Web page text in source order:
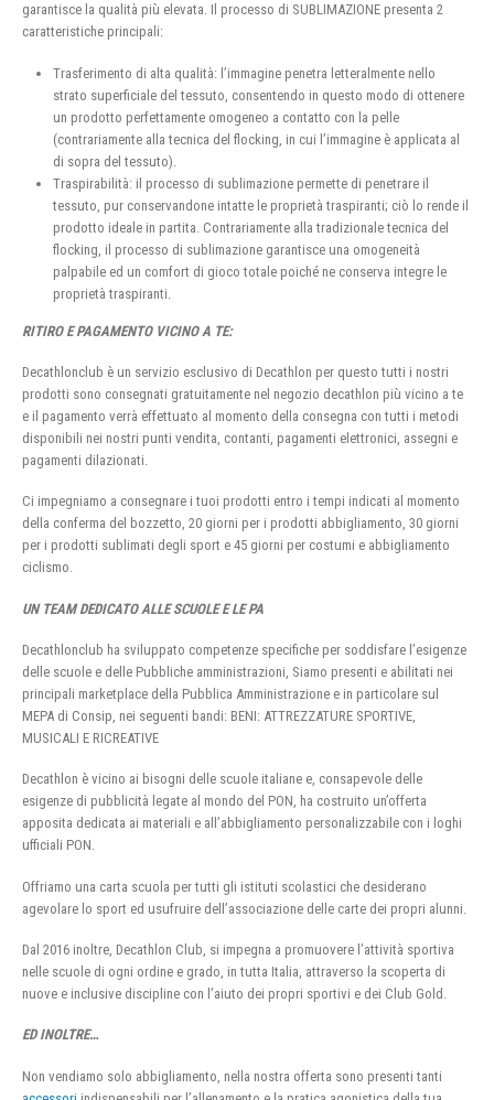
garantisce la qualità più elevata. Il processo di SUBLIMAZIONE presenta 2
caratteristiche principali:
Trasferimento di alta qualità: l’immagine penetra letteralmente nello
strato superficiale del tessuto, consentendo in questo modo di ottenere
un prodotto perfettamente omogeneo a contatto con la pelle
(contrariamente alla tecnica del flocking, in cui l’immagine è applicata al
di sopra del tessuto).
Traspirabilità: il processo di sublimazione permette di penetrare il
tessuto, pur conservandone intatte le proprietà traspiranti; ciò lo rende il
prodotto ideale in partita. Contrariamente alla tradizionale tecnica del
flocking, il processo di sublimazione garantisce una omogeneità
palpabile ed un comfort di gioco totale poiché ne conserva integre le
proprietà traspiranti.
RITIRO E PAGAMENTO VICINO A TE:
Decathlonclub è un servizio esclusivo di Decathlon per questo tutti i nostri
prodotti sono consegnati gratuitamente nel negozio decathlon più vicino a te
e il pagamento verrà effettuato al momento della consegna con tutti i metodi
disponibili nei nostri punti vendita, contanti, pagamenti elettronici, assegni e
pagamenti dilazionati.
Ci impegniamo a consegnare i tuoi prodotti entro i tempi indicati al momento
della conferma del bozzetto, 20 giorni per i prodotti abbigliamento, 30 giorni
per i prodotti sublimati degli sport e 45 giorni per costumi e abbigliamento
ciclismo.
UN TEAM DEDICATO ALLE SCUOLE E LE PA
Decathlonclub ha sviluppato competenze specifiche per soddisfare l’esigenze
delle scuole e delle Pubbliche amministrazioni, Siamo presenti e abilitati nei
principali marketplace della Pubblica Amministrazione e in particolare sul
MEPA di Consip, nei seguenti bandi: BENI: ATTREZZATURE SPORTIVE,
MUSICALI E RICREATIVE
Decathlon è vicino ai bisogni delle scuole italiane e, consapevole delle
esigenze di pubblicità legate al mondo del PON, ha costruito un’offerta
apposita dedicata ai materiali e all’abbigliamento personalizzabile con i loghi
ufficiali PON.
Offriamo una carta scuola per tutti gli istituti scolastici che desiderano
agevolare lo sport ed usufruire dell’associazione delle carte dei propri alunni.
Dal 2016 inoltre, Decathlon Club, si impegna a promuovere l’attività sportiva
nelle scuole di ogni ordine e grado, in tutta Italia, attraverso la scoperta di
nuove e inclusive discipline con l’aiuto dei propri sportivi e dei Club Gold.
ED INOLTRE…
Non vendiamo solo abbigliamento, nella nostra offerta sono presenti tanti